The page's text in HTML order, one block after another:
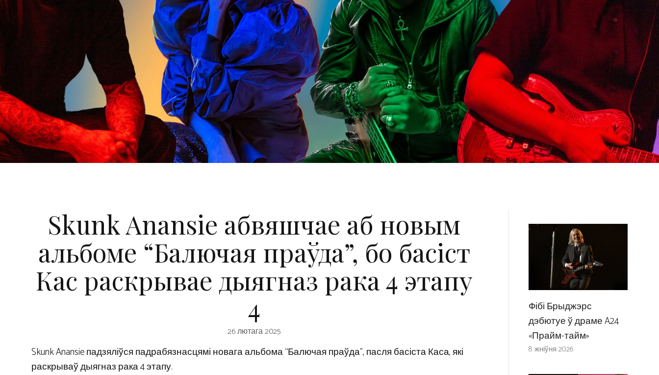
Skunk Anansie абвяшчае аб новым
альбоме “Балючая праўда”, бо басіст
Кас раскрывае дыягназ рака 4 этапу
4
26 лютага 2025
Skunk Anansie падзяліўся падрабязнасцямі новага альбома “Балючая праўда”, пасля басіста Каса, які
раскрываў дыягназ рака 4 этапу.
Фібі Брыджэрс
дэбютуе ў драме A24
«Прайм-тайм»
8 жніўня 2026